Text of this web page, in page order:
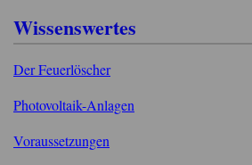
Wissenswertes
Der Feuerlöscher
Photovoltaik-Anlagen
Voraussetzungen